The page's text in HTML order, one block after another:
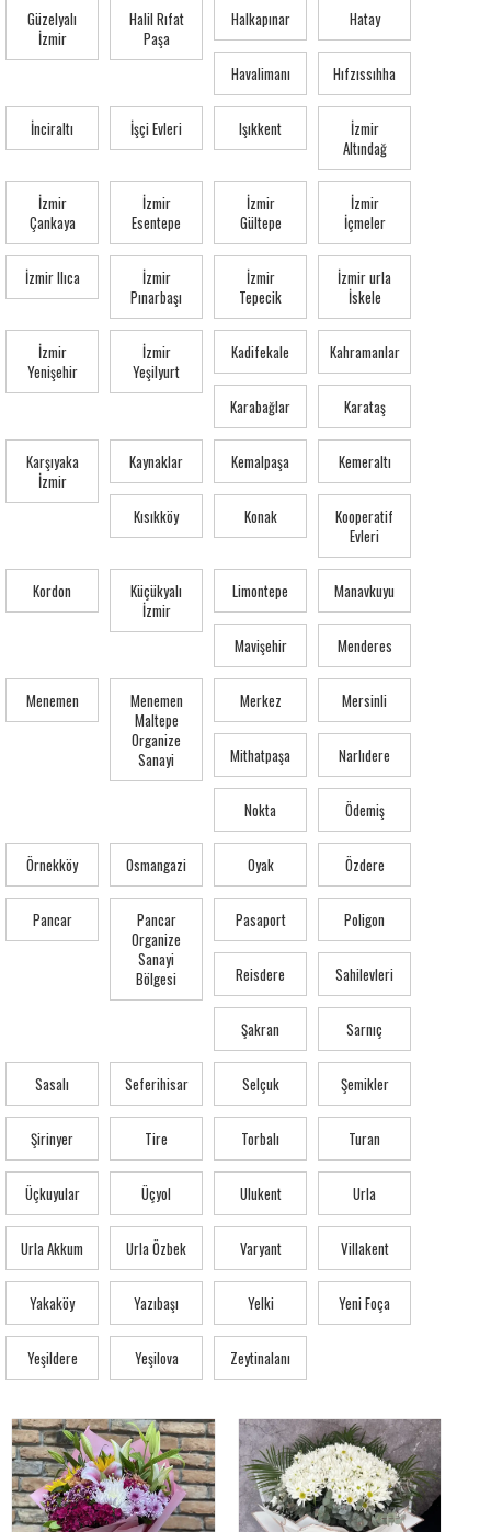
Güzelyalı
İzmir
Halil Rıfat
Paşa
Halkapınar Hatay
Havalimanı Hıfzıssıhha
İnciraltı İşçi Evleri Işıkkent
İzmir
Altındağ
İzmir
Çankaya
İzmir
Esentepe
İzmir
Gültepe
İzmir
İçmeler
İzmir Ilıca
İzmir
Pınarbaşı
İzmir
Tepecik
İzmir urla
İskele
İzmir
Yenişehir
İzmir
Yeşilyurt
Kadifekale Kahramanlar
Karabağlar Karataş
Karşıyaka
İzmir
Kaynaklar Kemalpaşa Kemeraltı
Kısıkköy Konak
Kooperatif
Evleri
Kordon
Küçükyalı
İzmir
Limontepe Manavkuyu
Mavişehir Menderes
Menemen
Menemen
Maltepe
Organize
Sanayi
Merkez Mersinli
Mithatpaşa Narlıdere
Nokta Ödemiş
Örnekköy Osmangazi Oyak Özdere
Pancar
Pancar
Organize
Sanayi
Bölgesi
Pasaport Poligon
Reisdere Sahilevleri
Şakran Sarnıç
Sasalı Seferihisar Selçuk Şemikler
Şirinyer Tire Torbalı Turan
Üçkuyular Üçyol Ulukent Urla
Urla Akkum Urla Özbek Varyant Villakent
Yakaköy Yazıbaşı Yelki Yeni Foça
Yeşildere Yeşilova Zeytinalanı